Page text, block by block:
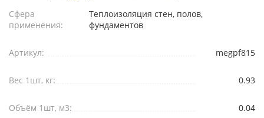
Сфера
применения:
Теплоизоляция стен, полов,
фундаментов
Артикул: megpf815
Вес 1шт, кг: 0.93
Объём 1шт, м3: 0.04